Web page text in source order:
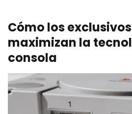
Cómo los exclusivos
maximizan la
consola